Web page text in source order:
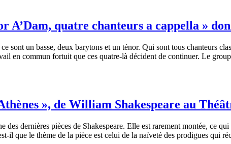
A’Dam, quatre chanteurs a cappella »
sont un basse, deux barytons et un ténor. Qui sont tous chanteurs
en commun fortuit que ces quatre-là décident de continuer. Le
», de William Shakespeare au
des dernières pièces de Shakespeare. Elle est rarement montée, ce
il que le thème de la pièce est celui de la naïveté des prodigues qui